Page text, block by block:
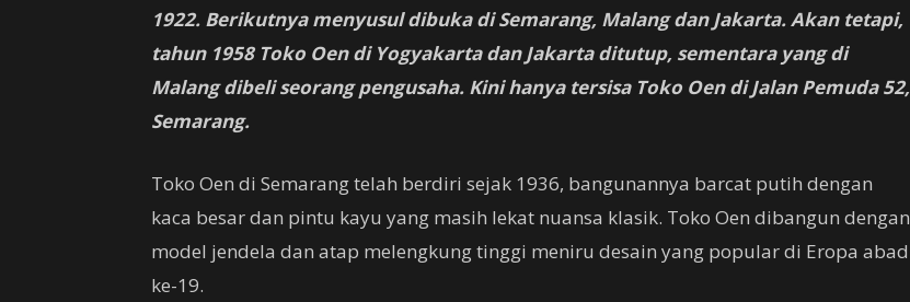
1922. Berikutnya menyusul dibuka di Semarang, Malang dan Jakarta. Akan tetapi,
tahun 1958 Toko Oen di Yogyakarta dan Jakarta ditutup, sementara yang di
Malang dibeli seorang pengusaha. Kini hanya tersisa Toko Oen di Jalan Pemuda 52,
Semarang.
Toko Oen di Semarang telah berdiri sejak 1936, bangunannya barcat putih dengan
kaca besar dan pintu kayu yang masih lekat nuansa klasik. Toko Oen dibangun dengan
model jendela dan atap melengkung tinggi meniru desain yang popular di Eropa abad
ke-19.